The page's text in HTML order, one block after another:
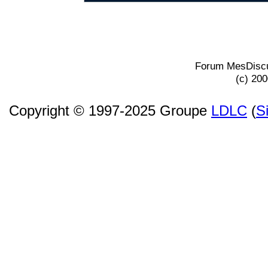
Forum
(c)
Copyright © 1997-2025 Groupe LDLC (